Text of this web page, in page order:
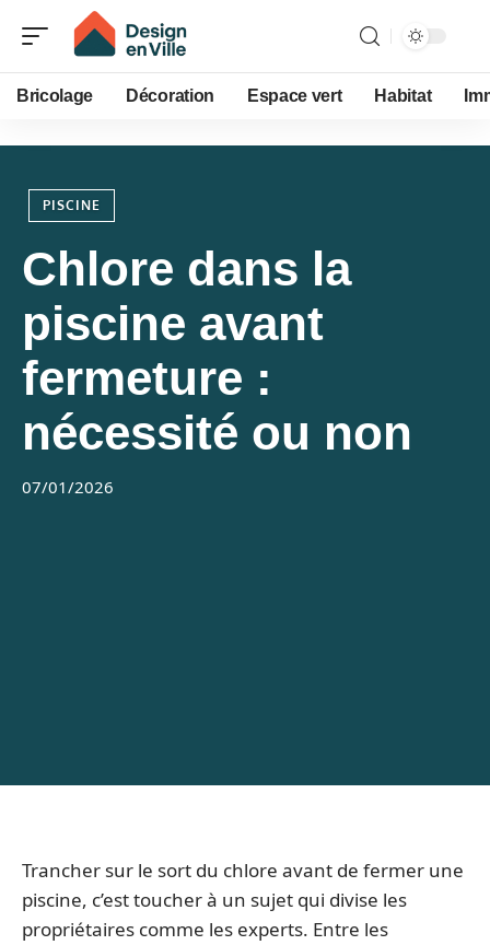
Bricolage Décoration Espace vert Habitat
PISCINE
Chlore dans la
piscine avant
fermeture :
nécessité ou non
07/01/2026
Trancher sur le sort du chlore avant de fermer une
piscine, c’est toucher à un sujet qui divise les
propriétaires comme les experts. Entre les